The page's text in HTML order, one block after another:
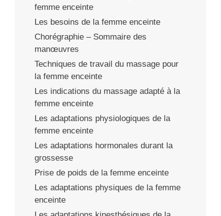
femme enceinte
Les besoins de la femme enceinte
Chorégraphie – Sommaire des
manœuvres
Techniques de travail du massage pour
la femme enceinte
Les indications du massage adapté à la
femme enceinte
Les adaptations physiologiques de la
femme enceinte
Les adaptations hormonales durant la
grossesse
Prise de poids de la femme enceinte
Les adaptations physiques de la femme
enceinte